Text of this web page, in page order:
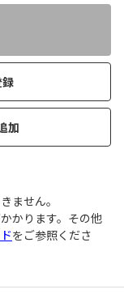
加
ません｡
かります。その他
をご参照くださ